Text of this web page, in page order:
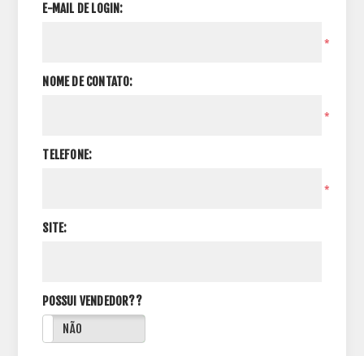
E-MAIL DE LOGIN:
*
NOME DE CONTATO:
*
TELEFONE:
*
SITE:
POSSUI VENDEDOR??
NÃO